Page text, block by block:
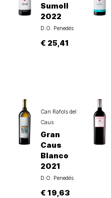
Sumoll
2022
D.O. Penedés
€ 25,41
Can Rafols del
Caus
Gran
Caus
Blanco
2021
D.O. Penedés
€ 19,63